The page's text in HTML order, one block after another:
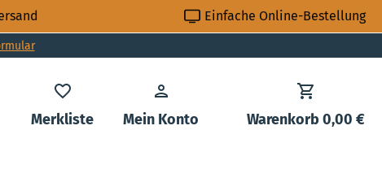
Einfache Online-Bestellung
MerklisteDu hast 0 Produkte auf dem Merkzettel
Mein Konto Warenkorb 0,00 €